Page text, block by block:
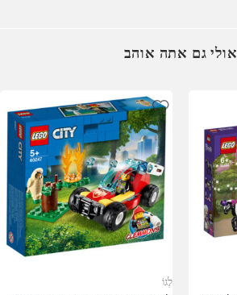
אולי גם אתה אוהב
לֶגוֹ